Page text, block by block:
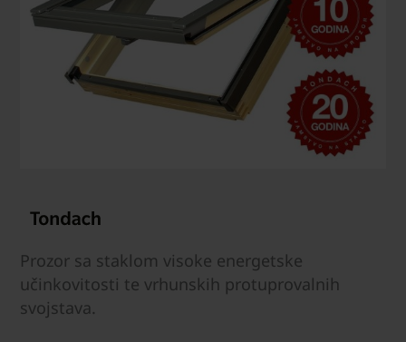
Prozor sa staklom visoke energetske
učinkovitosti te vrhunskih protuprovalnih
svojstava.